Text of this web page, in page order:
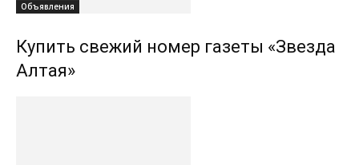
Объявления
Купить свежий номер газеты «Звезда
Алтая»